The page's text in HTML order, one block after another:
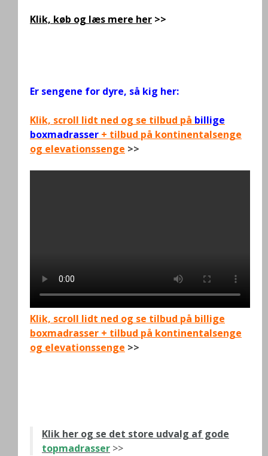
Klik, køb og læs mere her >>
Er sengene for dyre, så kig her:
Klik, scroll lidt ned og se tilbud på billige
boxmadrasser + tilbud på kontinentalsenge
og elevationssenge >>
Klik, scroll lidt ned og se tilbud på billige
boxmadrasser + tilbud på kontinentalsenge
og elevationssenge >>
Klik her og se det store udvalg af gode
topmadrasser >>